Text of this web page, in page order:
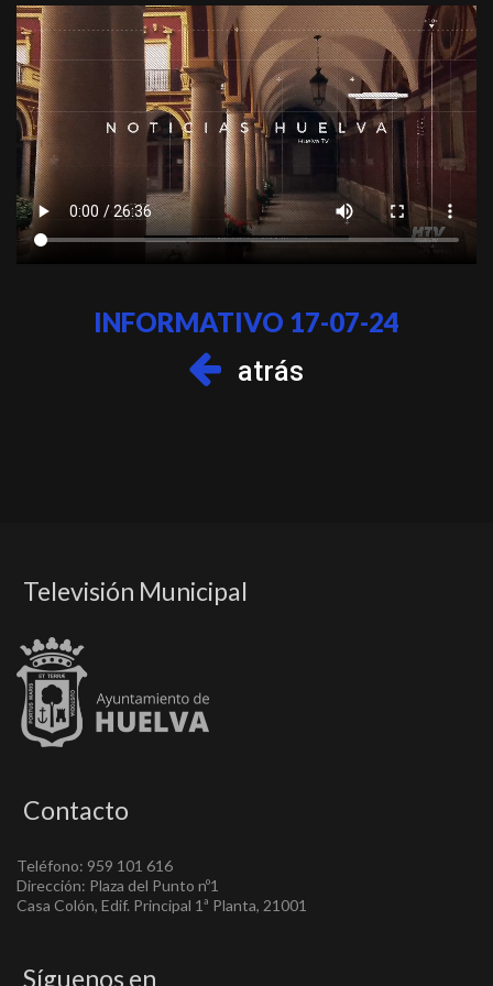
INFORMATIVO 17-07-24
atrás
Televisión Municipal
Contacto
Teléfono: 959 101 616
Dirección: Plaza del Punto nº1
Casa Colón, Edif. Principal 1ª Planta, 21001
Síguenos en